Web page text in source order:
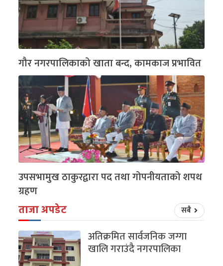
गौर नगरपालिकाको खाता बन्द, कामकाज प्रभावित
उपसभामुख ठाकुरद्वारा पद तथा गोपनीयताको शपथ
ग्रहण
ताजा अपडेट सबै
अतिक्रमित सार्वजनिक जग्गा
खालि गराउंदै नगरपालिका